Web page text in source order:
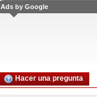
Ads by Google
Hacer una pregunta